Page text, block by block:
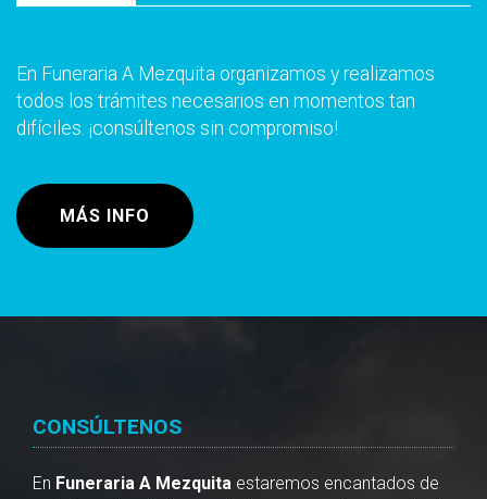
En Funeraria A Mezquita organizamos y realizamos
todos los trámites necesarios en momentos tan
difíciles. ¡consúltenos sin compromiso!
MÁS INFO
CONSÚLTENOS
En Funeraria A Mezquita estaremos encantados de